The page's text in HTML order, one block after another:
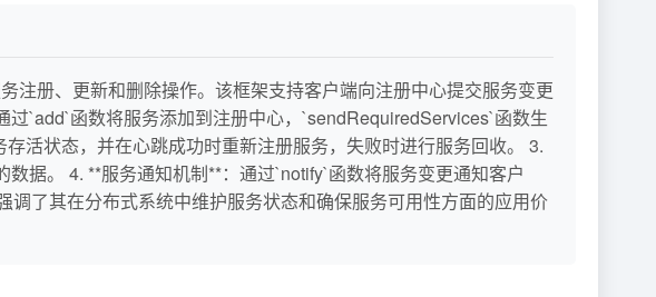
注册、更新和删除操作。该框架支持客户端向注册中心提交服务变更
`add`函数将服务添加到注册中心，`sendRequiredServices`函数生
活状态，并在心跳成功时重新注册服务，失败时进行服务回收。 3.
据。 4. **服务通知机制**：通过`notify`函数将服务变更通知客户
了其在分布式系统中维护服务状态和确保服务可用性方面的应用价